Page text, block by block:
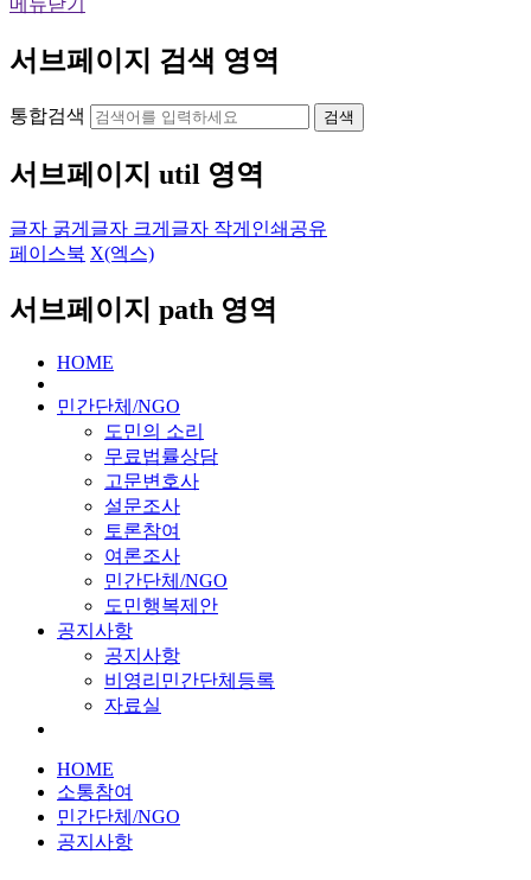
메뉴닫기
서브페이지 검색 영역
통합검색 검색
서브페이지 util 영역
글자 굵게 글자 크게 글자 작게 인쇄 공유
페이스북 X(엑스)
서브페이지 path 영역
HOME
민간단체/NGO
도민의 소리
무료법률상담
고문변호사
설문조사
토론참여
여론조사
민간단체/NGO
도민행복제안
공지사항
공지사항
비영리민간단체등록
자료실
HOME
소통참여
민간단체/NGO
공지사항